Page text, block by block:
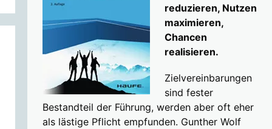
reduzieren, Nutzen
maximieren,
Chancen
realisieren.
Zielvereinbarungen
sind fester
Bestandteil der Führung, werden aber oft eher
als lästige Pflicht empfunden. Gunther Wolf